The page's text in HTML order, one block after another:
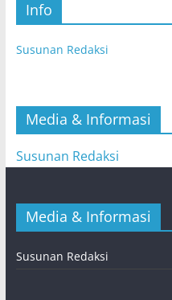
Info
Susunan Redaksi
Media & Informasi
Susunan Redaksi
Media & Informasi
Susunan Redaksi